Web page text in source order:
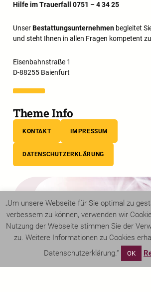
Hilfe im Trauerfall 0751 – 4 34 25
UnserBestattungsunternehmenbegleitet
und steht Ihnen in allen Fragen kompetent
Eisenbahnstraße 1
D-88255 Baienfurt
Theme Info
KONTAKT IMPRESSUM
DATENSCHUTZERKLÄRUNG
„Um unsere Webseite für Sie optimal zu
verbessern zu können, verwenden wir
Nutzung der Webseite stimmen Sie der
zu. Weitere Informationen zu Cookies
Datenschutzerklärung.“
OK